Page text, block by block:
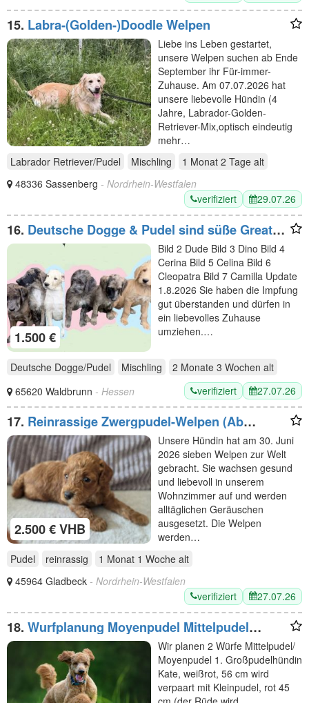
15. Labra-(Golden-)Doodle Welpen
Liebe ins Leben gestartet,
unsere Welpen suchen ab Ende
September ihr Für-immer-
Zuhause. Am 07.07.2026 hat
unsere liebevolle Hündin (4
Jahre, Labrador-Golden-
Retriever-Mix,optisch eindeutig
mehr…
Labrador Retriever/Pudel
Mischling 1 Monat 2 Tage alt
48336 Sassenberg - Nordrhein-Westfalen
verifiziert
29.07.26
16. Deutsche Dogge & Pudel sind süße Great
Danoodle Doodle Mischling Mix Welpen
1.500 €
Bild 2 Dude Bild 3 Dino Bild 4
Cerina Bild 5 Celina Bild 6
Cleopatra Bild 7 Camilla Update
1.8.2026 Sie haben die Impfung
gut überstanden und dürfen in
ein liebevolles Zuhause
umziehen.…
Deutsche Dogge/Pudel Mischling 2 Monate 3 Wochen alt
65620 Waldbrunn - Hessen verifiziert 27.07.26
17. Reinrassige Zwergpudel-Welpen (Ab
22.09.2026)
2.500 € VHB
Unsere Hündin hat am 30. Juni
2026 sieben Welpen zur Welt
gebracht. Sie wachsen gesund
und liebevoll in unserem
Wohnzimmer auf und werden
alltäglichen Geräuschen
ausgesetzt. Die Welpen
werden…
Pudel
reinrassig 1 Monat 1 Woche alt
45964 Gladbeck - Nordrhein-Westfalen
verifiziert
27.07.26
18. Wurfplanung Moyenpudel Mittelpudel
Winter 2026/2027
Wir planen 2 Würfe Mittelpudel/
Moyenpudel 1. Großpudelhündin
Kate, weißrot, 56 cm wird
verpaart mit Kleinpudel, rot 45